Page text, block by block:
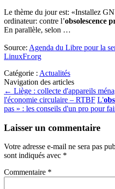
Le thème du jour est: «Installez
ordinateur: contre l’obsolescence
En parallèle, selon …
Source: Agenda du Libre pour la
LinuxFr.org
Catégorie : Actualités
Navigation des articles
← Liège : collecte d'appareils
l'économie circulaire – RTBF L'
pas » : les conseils d'un pro pour
Laisser un commentaire
Votre adresse e-mail ne sera pas
sont indiqués avec *
Commentaire *